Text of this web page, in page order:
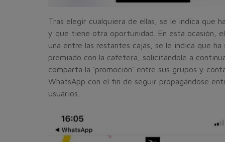
Tras elegir cualquiera de ellas, se le indica que
y que tiene otra oportunidad. En esta ocasión,
una entre las restantes cajas, se le indica que ha
premiado con la cafetera, solicitándole a
comparta la ‘promoción’ entre sus grupos y
WhatsApp con el fin de seguir propagándose
usuarios.